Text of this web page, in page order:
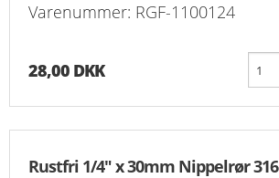
FAQ
SØGNING
FAVORIT
Varenummer: RGF-1100124
28,00 DKK
Rustfri 1/4" x 30mm Nippelrør 316